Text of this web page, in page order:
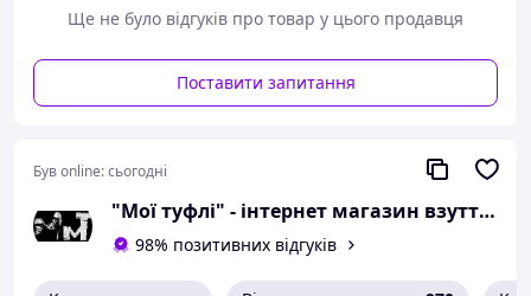
розмір 44 - 28,5
сантиметра;
розмір 45 - 29 сантиметрів.
При оформленні замовлення
необхідний розмір вказуйте в
коментарях.
Вам сподобалася модель
Ще не було відгуків про товар у цього продавця
Поставити запитання
Був online:сьогодні
"Мої туфлі" - інтернет магазин взуття на всі випадки життя.
98% позитивних відгуків